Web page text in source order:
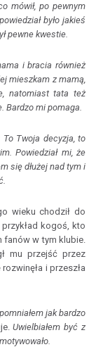
mówił, po pewnym
było jakieś
pewne kwestie.
i bracia również
mieszkam z mamą,
natomiast tata też
Bardzo mi pomaga.
To Twoja decyzja, to
Powiedział mi, że
się dłużej nad tym i
wieku chodził do
kogoś, kto
fanów w tym klubie.
mu przejść przez
i przeszła
jak bardzo
Uwielbiałem być z